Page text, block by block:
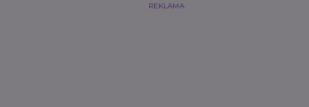
REKLAMA